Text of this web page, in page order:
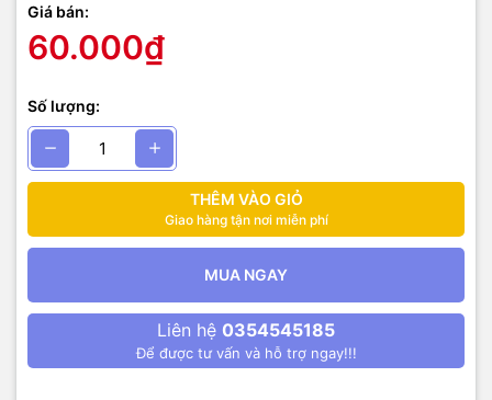
Giá bán:
60.000₫
Số lượng:
THÊM VÀO GIỎ
Giao hàng tận nơi miễn phí
MUA NGAY
Liên hệ 0354545185
Để được tư vấn và hỗ trợ ngay!!!